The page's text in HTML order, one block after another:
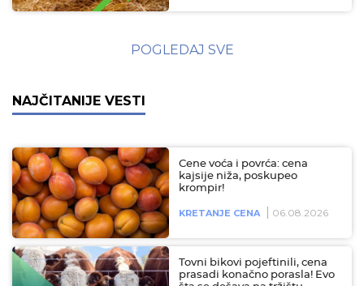
POGLEDAJ SVE
NAJČITANIJE VESTI
Cene voća i povrća: cena
kajsije niža, poskupeo
krompir!
KRETANJE CENA 06.08.2026
Tovni bikovi pojeftinili, cena
prasadi konačno porasla! Evo